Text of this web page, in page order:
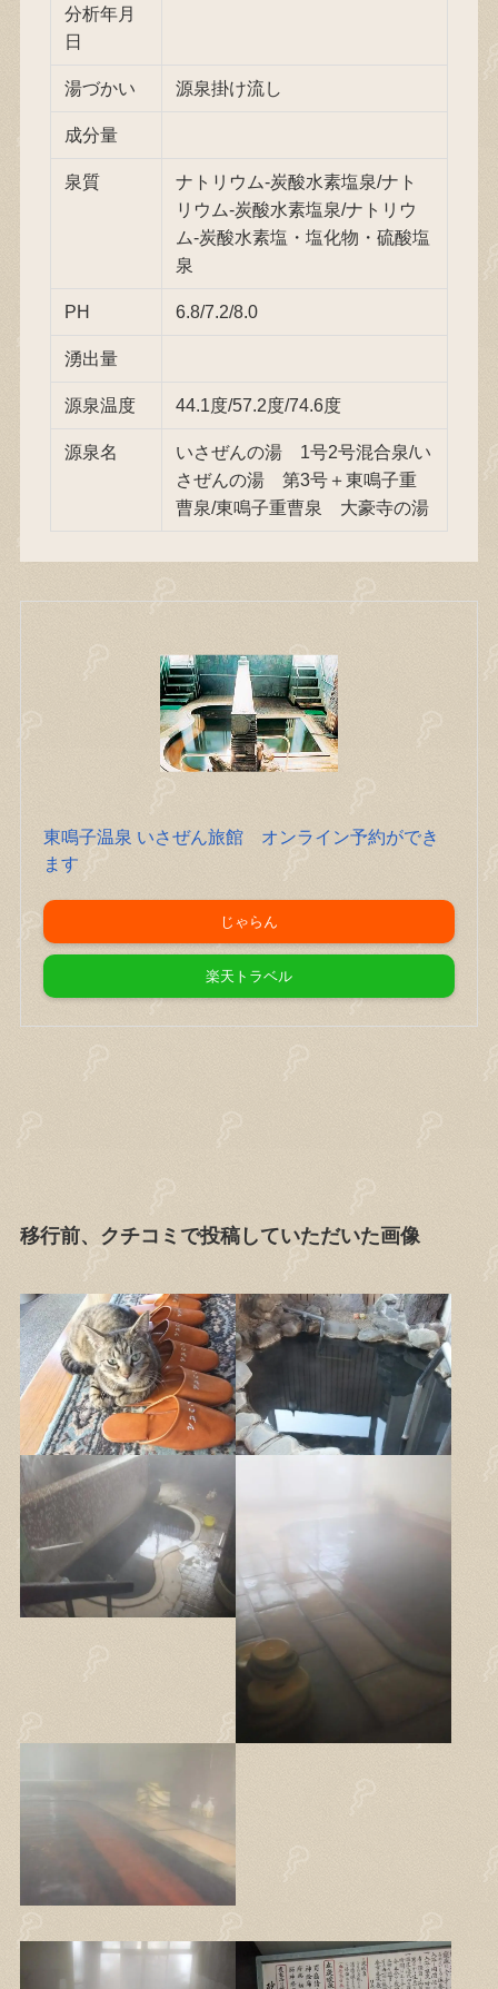
分析年月
日
湯づかい 源泉掛け流し
成分量
泉質
ナトリウム-炭酸水素塩泉/ナト
リウム-炭酸水素塩泉/ナトリウ
ム-炭酸水素塩・塩化物・硫酸塩
泉
PH 6.8/7.2/8.0
湧出量
源泉温度 44.1度/57.2度/74.6度
源泉名
いさぜんの湯 1号2号混合泉/い
さぜんの湯 第3号＋東鳴子重
曹泉/東鳴子重曹泉 大豪寺の湯
東鳴子温泉 いさぜん旅館 オンライン予約ができ
ます
じゃらん
楽天トラベル
移行前、クチコミで投稿していただいた画像